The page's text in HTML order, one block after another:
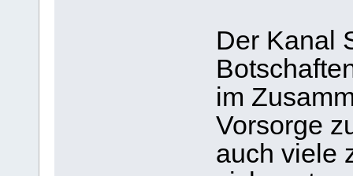
Der Kanal
im
Vorsorge
auch viele